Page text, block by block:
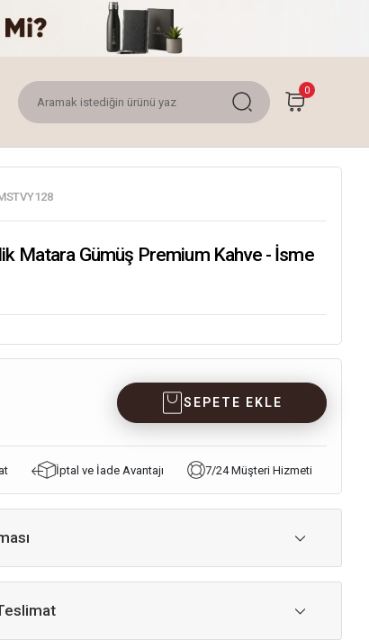
0
Matara Gümüş Premium Kahve - İsme
SEPETE EKLE
İptal ve İade Avantajı 7/24 Müşteri Hizmeti